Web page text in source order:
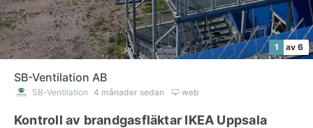
1 av 6
SB-Ventilation AB
SB-Ventilation 4 månader sedan web
Kontroll av brandgasfläktar IKEA Uppsala